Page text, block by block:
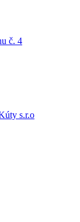
č. 4
s.r.o